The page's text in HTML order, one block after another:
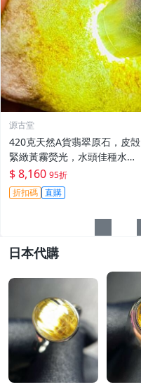
源古堂
420克天然A貨翡翠原石，皮殻
緊緻黃霧熒光，水頭佳種水
足，適合手鐲掛件把件，新料
未加工，保存完美好檢測。 天
然A貨翡翠 手鐲 材質
$ 8,160 95折
折扣碼 直購
日本代購